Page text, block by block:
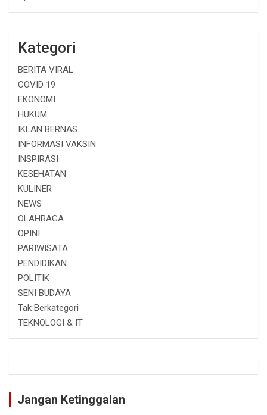
Kategori
BERITA VIRAL
COVID 19
EKONOMI
HUKUM
IKLAN BERNAS
INFORMASI VAKSIN
INSPIRASI
KESEHATAN
KULINER
NEWS
OLAHRAGA
OPINI
PARIWISATA
PENDIDIKAN
POLITIK
SENI BUDAYA
Tak Berkategori
TEKNOLOGI & IT
Jangan Ketinggalan